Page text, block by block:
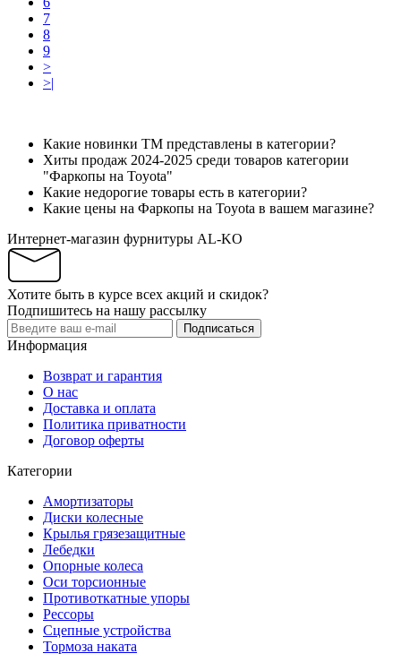
7
8
9
>
>|
Какие новинки ТМ представлены в категории?
Хиты продаж 2024-2025 среди товаров категории
"Фаркопы на Toyota"
Какие недорогие товары есть в категории?
Какие цены на Фаркопы на Toyota в вашем магазине?
Интернет-магазин фурнитуры AL-KO
Хотите быть в курсе всех акций и скидок?
Подпишитесь на нашу рассылку
Подписаться
Информация
Возврат и гарантия
О нас
Доставка и оплата
Политика приватности
Договор оферты
Категории
Амортизаторы
Диски колесные
Крылья грязезащитные
Лебедки
Опорные колеса
Оси торсионные
Противоткатные упоры
Рессоры
Сцепные устройства
Тормоза наката